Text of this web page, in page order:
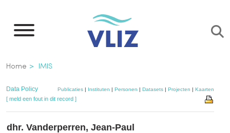
naar
inhoud
gaan
Kruimelpad
Home IMIS
Data Policy Publicaties | Instituten | Personen | Datasets | Projecten | Kaarten
[ meld een fout in dit record ]
dhr. Vanderperren, Jean-Paul